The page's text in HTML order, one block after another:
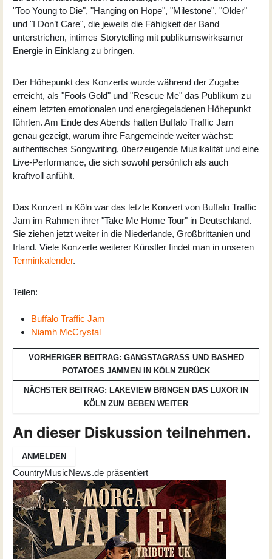
"Too Young to Die", "Hanging on Hope", "Milestone", "Older"
und "I Don’t Care", die jeweils die Fähigkeit der Band
unterstrichen, intimes Storytelling mit publikumswirksamer
Energie in Einklang zu bringen.
Der Höhepunkt des Konzerts wurde während der Zugabe
erreicht, als "Fools Gold" und "Rescue Me" das Publikum zu
einem letzten emotionalen und energiegeladenen Höhepunkt
führten. Am Ende des Abends hatten Buffalo Traffic Jam
genau gezeigt, warum ihre Fangemeinde weiter wächst:
authentisches Songwriting, überzeugende Musikalität und eine
Live-Performance, die sich sowohl persönlich als auch
kraftvoll anfühlt.
Das Konzert in Köln war das letzte Konzert von Buffalo Traffic
Jam im Rahmen ihrer "Take Me Home Tour" in Deutschland.
Sie ziehen jetzt weiter in die Niederlande, Großbrittanien und
Irland. Viele Konzerte weiterer Künstler findet man in unseren
Terminkalender.
Teilen:
Buffalo Traffic Jam
Niamh McCrystal
VORHERIGER BEITRAG: GANGSTAGRASS UND BASHED
POTATOES JAMMEN IN KÖLN ZURÜCK
NÄCHSTER BEITRAG: LAKEVIEW BRINGEN DAS LUXOR IN
KÖLN ZUM BEBEN WEITER
An dieser Diskussion teilnehmen.
ANMELDEN
CountryMusicNews.de präsentiert